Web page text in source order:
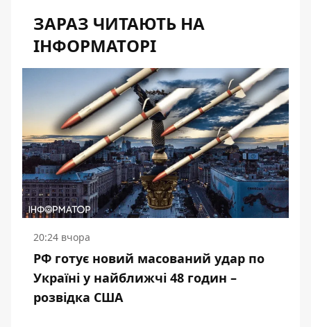
ЗАРАЗ ЧИТАЮТЬ НА
ІНФОРМАТОРІ
20:24 вчора
РФ готує новий масований удар по
Україні у найближчі 48 годин –
розвідка США